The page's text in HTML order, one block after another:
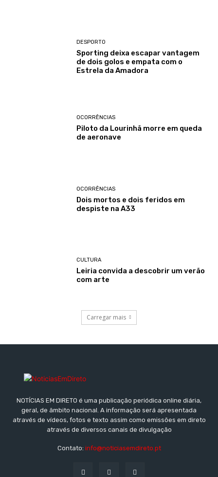
DESPORTO
Sporting deixa escapar vantagem
de dois golos e empata com o
Estrela da Amadora
OCORRÊNCIAS
Piloto da Lourinhã morre em queda
de aeronave
OCORRÊNCIAS
Dois mortos e dois feridos em
despiste na A33
CULTURA
Leiria convida a descobrir um verão
com arte
Carregar mais
NOTÍCIAS EM DIRETO é uma publicação periódica online diária,
geral, de âmbito nacional. A informação será apresentada
através de vídeos, fotos e texto assim como emissões em direto
através de diversos canais de divulgação
Contato: info@noticiasemdireto.pt